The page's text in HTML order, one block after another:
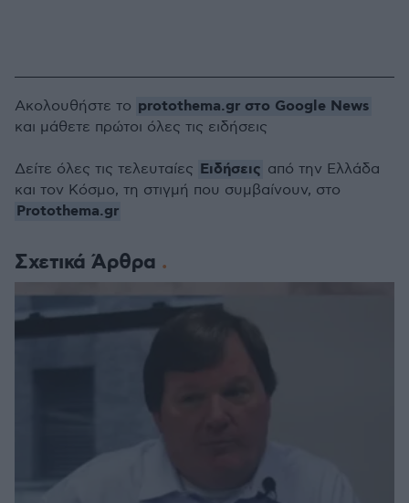
Σχετικά Άρθρα
Ακολουθήστε το protothema.gr στο Google News
και μάθετε πρώτοι όλες τις ειδήσεις
Δείτε όλες τις τελευταίες Ειδήσεις από την Ελλάδα
και τον Κόσμο, τη στιγμή που συμβαίνουν, στο
Protothema.gr